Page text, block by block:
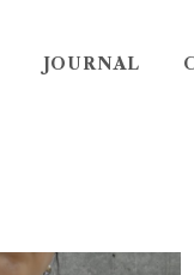
JOURNAL